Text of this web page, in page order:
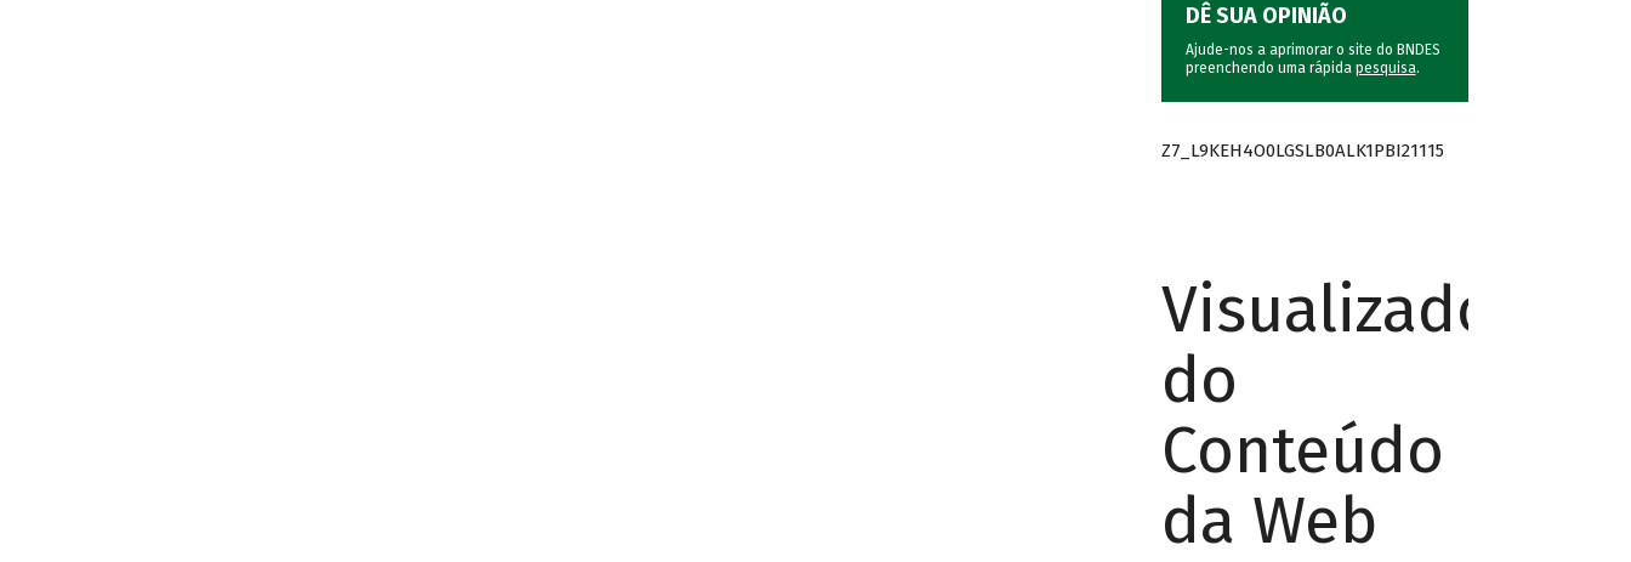
DÊ SUA OPINIÃO
Ajude-nos a aprimorar o site do BNDES
preenchendo uma rápida pesquisa.
Z7_L9KEH4O0LGSLB0ALK1PBI21115
Visualizador
do
Conteúdo
da Web